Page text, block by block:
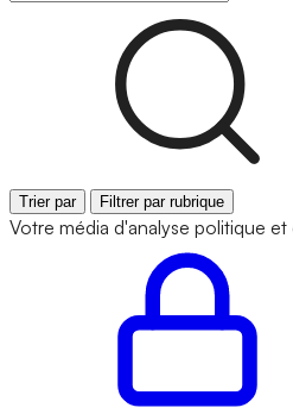
Trier par Filtrer par rubrique
Votre média d'analyse politique